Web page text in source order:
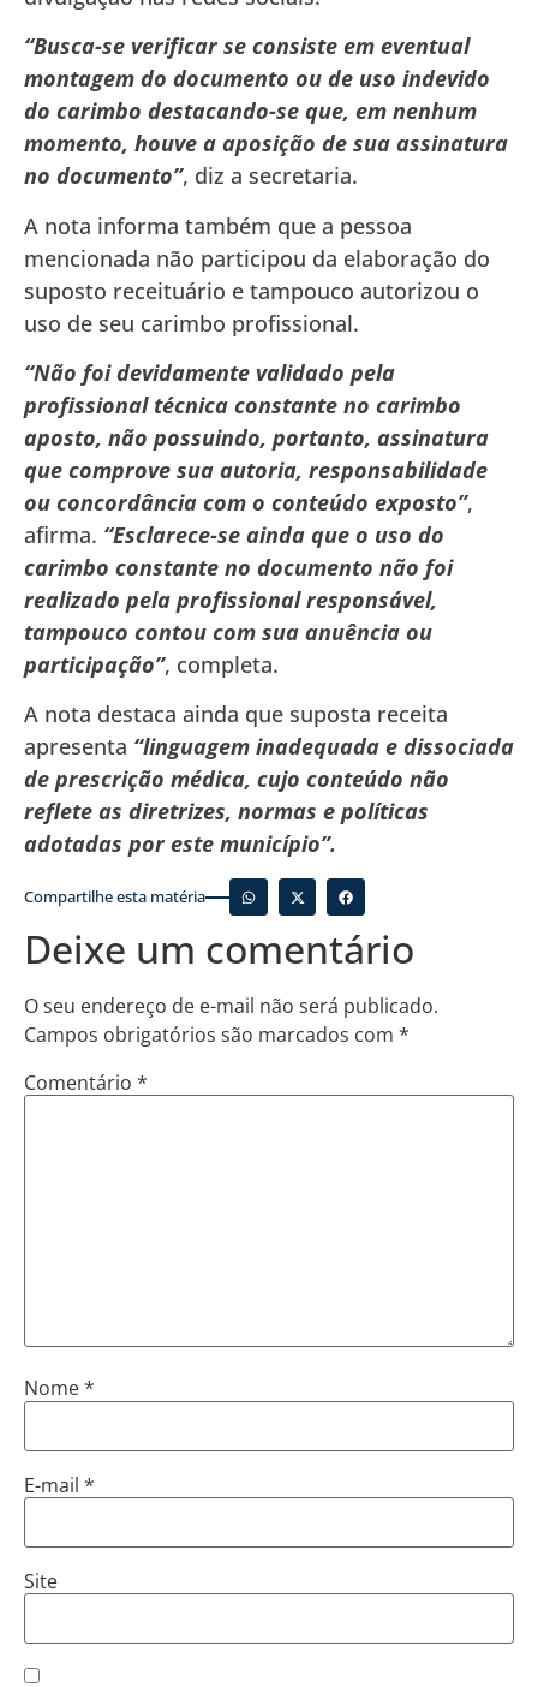
“Busca-se verificar se consiste em eventual
montagem do documento ou de uso indevido
do carimbo destacando-se que, em nenhum
momento, houve a aposição de sua assinatura
no documento”, diz a secretaria.
A nota informa também que a pessoa
mencionada não participou da elaboração do
suposto receituário e tampouco autorizou o
uso de seu carimbo profissional.
“Não foi devidamente validado pela
profissional técnica constante no carimbo
aposto, não possuindo, portanto, assinatura
que comprove sua autoria, responsabilidade
ou concordância com o conteúdo exposto”,
afirma. “Esclarece-se ainda que o uso do
carimbo constante no documento não foi
realizado pela profissional responsável,
tampouco contou com sua anuência ou
participação”, completa.
A nota destaca ainda que suposta receita
apresenta “linguagem inadequada e dissociada
de prescrição médica, cujo conteúdo não
reflete as diretrizes, normas e políticas
adotadas por este município”.
Compartilhe esta matéria
Deixe um comentário
O seu endereço de e-mail não será publicado.
Campos obrigatórios são marcados com *
Comentário *
Nome*
E-mail *
Site